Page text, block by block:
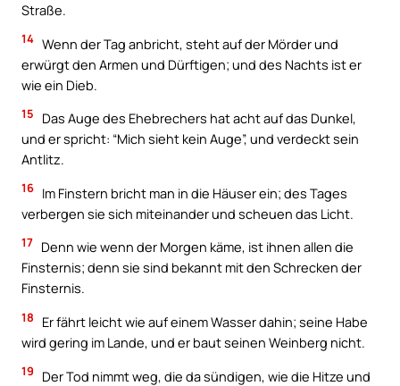
Straße.
14 Wenn der Tag anbricht, steht auf der Mörder und
erwürgt den Armen und Dürftigen; und des Nachts ist er
wie ein Dieb.
15
Das Auge des Ehebrechers hat acht auf das Dunkel,
und er spricht: “Mich sieht kein Auge”, und verdeckt sein
Antlitz.
16 Im Finstern bricht man in die Häuser ein; des Tages
verbergen sie sich miteinander und scheuen das Licht.
17 Denn wie wenn der Morgen käme, ist ihnen allen die
Finsternis; denn sie sind bekannt mit den Schrecken der
Finsternis.
18
Er fährt leicht wie auf einem Wasser dahin; seine Habe
wird gering im Lande, und er baut seinen Weinberg nicht.
19
Der Tod nimmt weg, die da sündigen, wie die Hitze und